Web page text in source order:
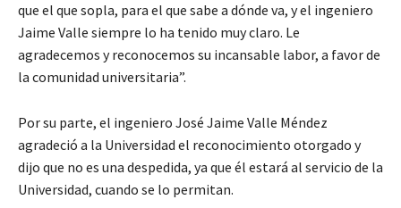
que el que sopla, para el que sabe a dónde va, y el ingeniero
Jaime Valle siempre lo ha tenido muy claro. Le
agradecemos y reconocemos su incansable labor, a favor de
la comunidad universitaria”.
Por su parte, el ingeniero José Jaime Valle Méndez
agradeció a la Universidad el reconocimiento otorgado y
dijo que no es una despedida, ya que él estará al servicio de la
Universidad, cuando se lo permitan.